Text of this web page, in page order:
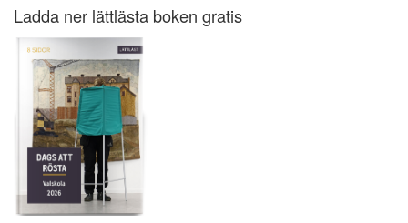
Ladda ner lättlästa boken gratis